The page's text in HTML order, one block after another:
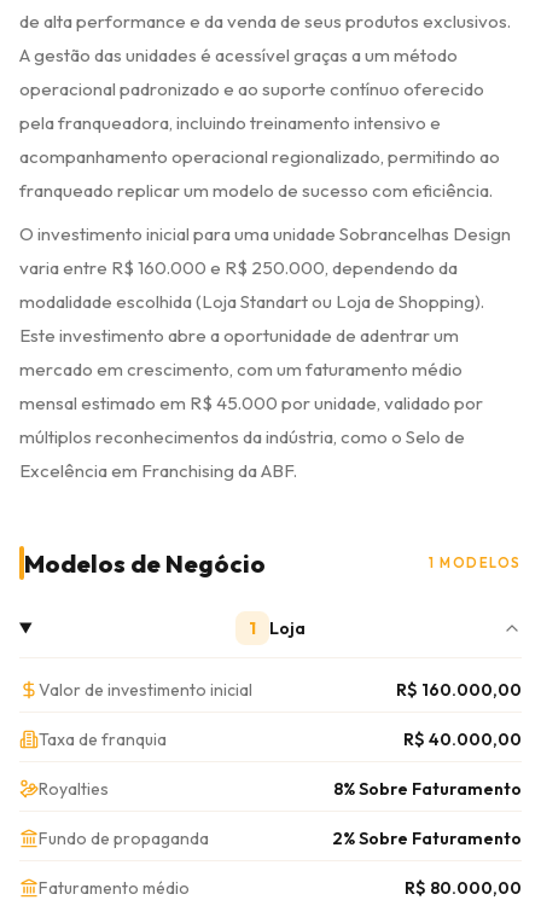
de alta performance e da venda de seus produtos exclusivos.
A gestão das unidades é acessível graças a um método
operacional padronizado e ao suporte contínuo oferecido
pela franqueadora, incluindo treinamento intensivo e
acompanhamento operacional regionalizado, permitindo ao
franqueado replicar um modelo de sucesso com eficiência.
O investimento inicial para uma unidade Sobrancelhas Design
varia entre R$ 160.000 e R$ 250.000, dependendo da
modalidade escolhida (Loja Standart ou Loja de Shopping).
Este investimento abre a oportunidade de adentrar um
mercado em crescimento, com um faturamento médio
mensal estimado em R$ 45.000 por unidade, validado por
múltiplos reconhecimentos da indústria, como o Selo de
Excelência em Franchising da ABF.
Modelos de Negócio 1 MODELOS
1 Loja
Valor de investimento inicial R$ 160.000,00
Taxa de franquia R$ 40.000,00
Royalties 8% Sobre Faturamento
Fundo de propaganda 2% Sobre Faturamento
Faturamento médio R$ 80.000,00